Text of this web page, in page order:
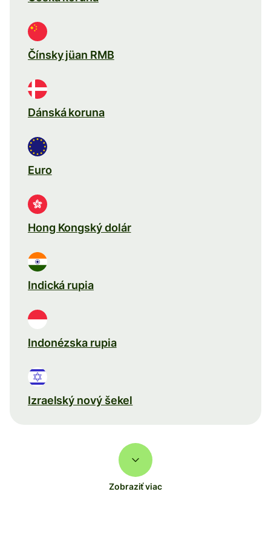
Čínsky jüan RMB
Dánská koruna
Euro
Hong Kongský dolár
Indická rupia
Indonézska rupia
Izraelský nový šekel
Zobraziť viac